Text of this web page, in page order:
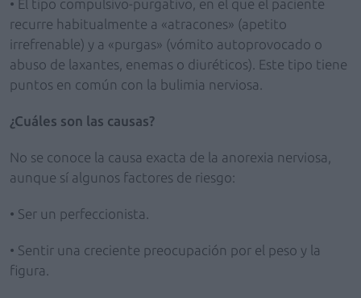
• El tipo compulsivo-purgativo, en el que el paciente
recurre habitualmente a «atracones» (apetito
irrefrenable) y a «purgas» (vómito autoprovocado o
abuso de laxantes, enemas o diuréticos). Este tipo tiene
puntos en común con la bulimia nerviosa.
¿Cuáles son las causas?
No se conoce la causa exacta de la anorexia nerviosa,
aunque sí algunos factores de riesgo:
• Ser un perfeccionista.
• Sentir una creciente preocupación por el peso y la
figura.